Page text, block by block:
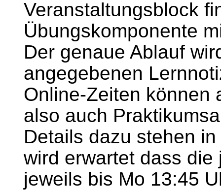
Veranstaltungsblock
Übungskomponente
Der genaue Ablauf
angegebenen
Online-Zeiten können
also auch
Details dazu stehen
wird erwartet dass
jeweils bis Mo 13:45